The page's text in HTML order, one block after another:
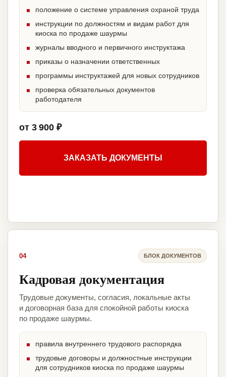
положение о системе управления охраной труда
инструкции по должностям и видам работ для
киоска по продаже шаурмы
журналы вводного и первичного инструктажа
приказы о назначении ответственных
программы инструктажей для новых сотрудников
проверка обязательных документов
работодателя
от 3 900 ₽
ЗАКАЗАТЬ ДОКУМЕНТЫ
04 БЛОК ДОКУМЕНТОВ
Кадровая документация
Трудовые документы, согласия, локальные акты
и договорная база для спокойной работы киоска
по продаже шаурмы.
правила внутреннего трудового распорядка
трудовые договоры и должностные инструкции
для сотрудников киоска по продаже шаурмы